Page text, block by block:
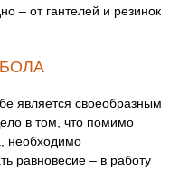
– от гантелей и резинок
является своеобразным
в том, что помимо
необходимо
равновесие – в работу